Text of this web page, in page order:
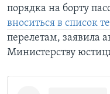
порядка на борту
вноситься в список
перелетам, заявила
Министерству